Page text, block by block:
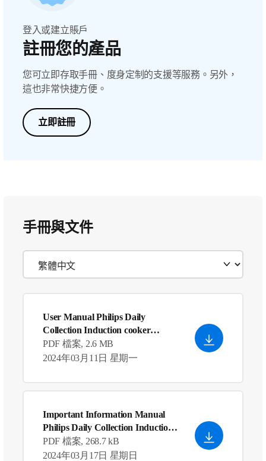
登入或建立賬戶
註冊您的產品
您可立即存取手冊、度身定制的支援等服務。另外，
這也非常快捷方便。
立即註冊
手冊與文件
User Manual Philips Daily
Collection Induction cooker
HD4902/52
PDF 檔案, 2.6 MB
2024年03月11日 星期一
Important Information Manual
Philips Daily Collection Induction
cooker HD4902/52
PDF 檔案, 268.7 kB
2024年03月17日 星期日